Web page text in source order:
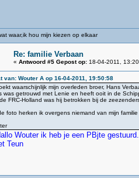
waar,ik hou mijn kiezen op elkaar
Re: familie Verbaan
« Antwoord #5 Gepost op:18-04-2011,
van: Wouter A op 16-04-2011, 19:50:58
waarschijnlijk mijn overleden broer, Hans
was getrouwd met Lenie en heeft ooit in de
FRC-Holland was hij betrokken bij de
foto herken ik overgens niemand van mijn familie
Wouter ik heb je een PBjte gestuurd.
Teun